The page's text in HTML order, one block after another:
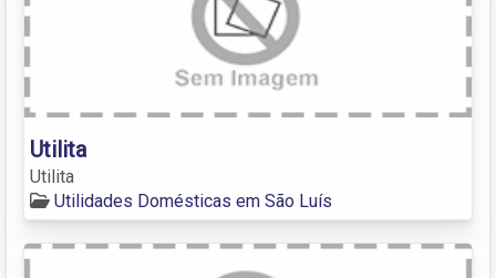
Utilita
Utilita
Utilidades Domésticas em São Luís